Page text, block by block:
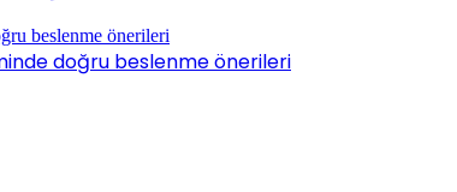
doğru beslenme önerileri